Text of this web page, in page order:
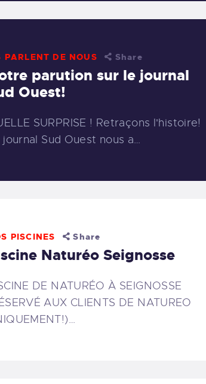
PARLENT DE NOUS Share
parution sur le journal
Ouest!
SURPRISE ! Retraçons l'histoire!
journal Sud Ouest nous a…
PISCINES Share
Naturéo Seignosse
DE NATURÉO À SEIGNOSSE
AUX CLIENTS DE NATUREO